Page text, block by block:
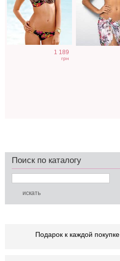
1 189
грн
Поиск по каталогу
Подарок к каждой покупке